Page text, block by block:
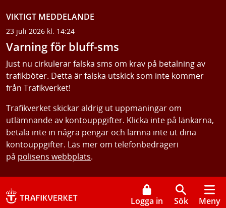
VIKTIGT MEDDELANDE
23 juli 2026 kl. 14:24
Varning för bluff-sms
Just nu cirkulerar falska sms om krav på betalning av
trafikböter. Detta är falska utskick som inte kommer
från Trafikverket!
Trafikverket skickar aldrig ut uppmaningar om
utlämnande av kontouppgifter. Klicka inte på länkarna,
betala inte in några pengar och lämna inte ut dina
kontouppgifter. Läs mer om telefonbedrägeri
på polisens webbplats.
Logga in Sök Meny